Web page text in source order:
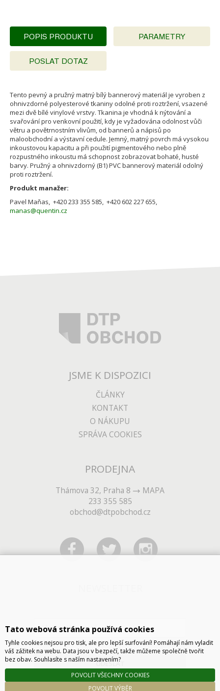
POPIS PRODUKTU PARAMETRY
POSLAT DOTAZ
Tento pevný a pružný matný bílý bannerový materiál je vyroben z
ohnivzdorné polyesterové tkaniny odolné proti roztržení, vsazené
mezi dvě bílé vinylové vrstvy. Tkanina je vhodná k nýtování a
svařování pro venkovní použití, kdy je vyžadována odolnost vůči
větru a povětrnostním vlivům, od bannerů a nápisů po
maloobchodní a výstavní cedule. Jemný, matný povrch má vysokou
inkoustovou kapacitu a při použití pigmentového nebo plně
rozpustného inkoustu má schopnost zobrazovat bohaté, husté
barvy. Pružný a ohnivzdorný (B1) PVC bannerový materiál odolný
proti roztržení.
Produkt manažer:
Pavel Maňas, +420 233 355 585, +420 602 227 655,
manas@quentin.cz
JSME K DISPOZICI
ČLÁNKY
KONTAKT
O NÁKUPU
SPRÁVA COOKIES
PRODEJNA
Thámova 32, Praha 8
MAPA
233 355 585
obchod@dtpobchod.cz
ODESLAT
Tato webová stránka používá cookies
Tyhle cookies nejsou pro tisk, ale pro lepší surfování! Pomáhají nám vyladit
váš zážitek na webu. Data jsou v bezpečí, takže můžeme společně tvořit
bez obav. Souhlasíte s naším nastavením?
POVOLIT VÝBĚR
POVOLIT VŠECHNY COOKIES